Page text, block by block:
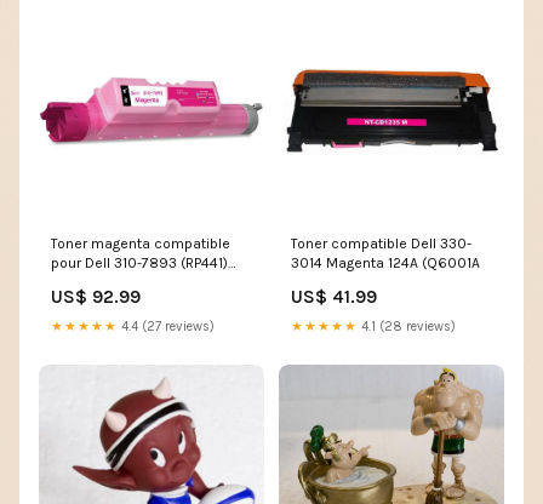
Toner magenta compatible
pour Dell 310-7893 (RP441)
US$ 92.99
★★★★★ 4.4 (27 reviews)
Toner compatible Dell 330-
3014 Magenta 124A (Q6001A
US$ 41.99
★★★★★ 4.1 (28 reviews)